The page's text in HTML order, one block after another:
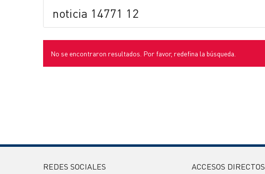
No se encontraron resultados. Por favor, redefina la búsqueda.
REDES SOCIALES ACCESOS DIRECTOS